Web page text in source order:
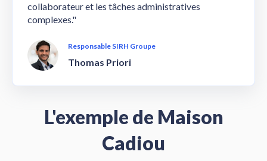
collaborateur et les tâches administratives
complexes."
Responsable SIRH Groupe
Thomas Priori
L'exemple de Maison
Cadiou